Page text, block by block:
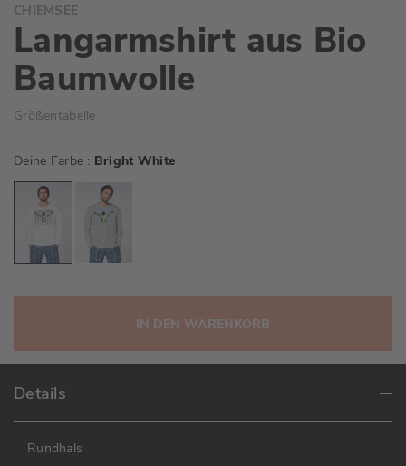
Anfang
der
Bildgalerie
springen
CHIEMSEE
Langarmshirt aus Bio
Baumwolle
Größentabelle
Deine Farbe Bright White
IN DEN WARENKORB
Details
Rundhals